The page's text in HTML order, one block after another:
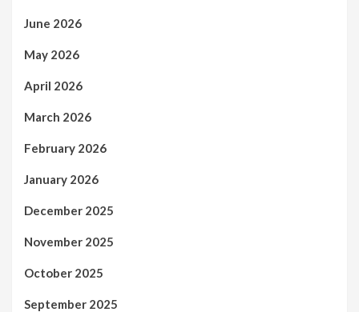
June 2026
May 2026
April 2026
March 2026
February 2026
January 2026
December 2025
November 2025
October 2025
September 2025